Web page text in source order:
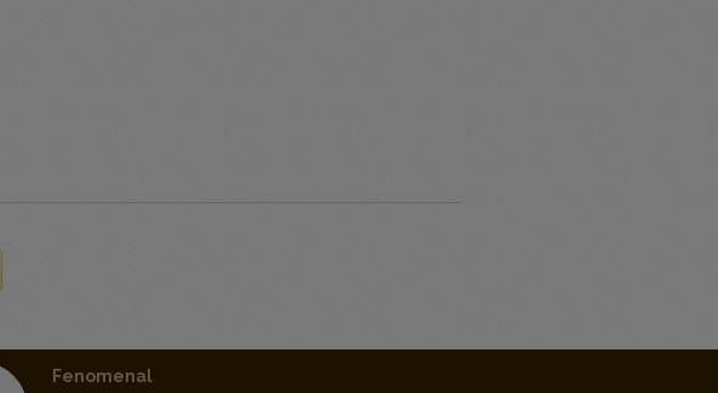
Fenomenal